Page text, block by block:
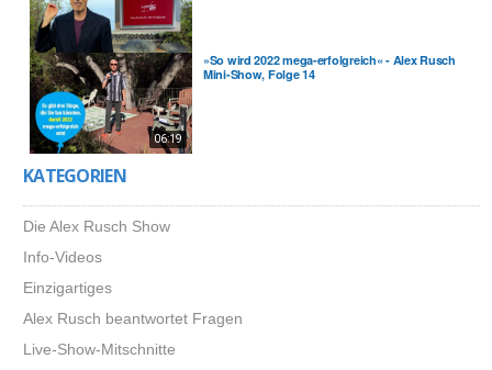
06:19
»So wird 2022 mega-erfolgreich« - Alex Rusch
Mini-Show, Folge 14
KATEGORIEN
Die Alex Rusch Show
Info-Videos
Einzigartiges
Alex Rusch beantwortet Fragen
Live-Show-Mitschnitte